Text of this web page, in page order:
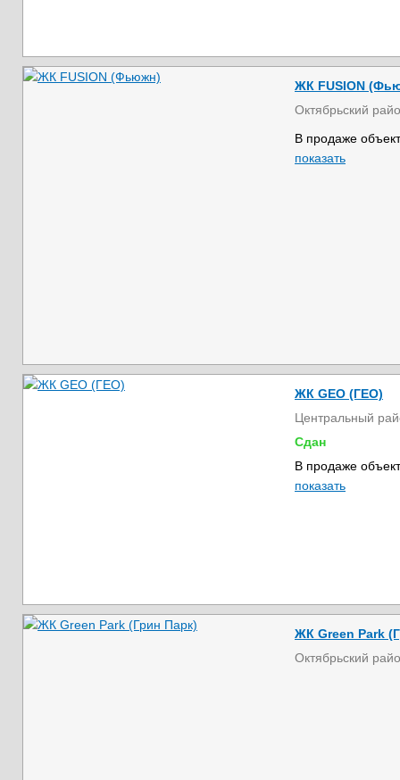
ЖК FUSION
Октябрьский
В продаже
показать
ЖК GEO (ГЕО)
Центральный
Сдан
В продаже
показать
ЖК Green Park
Октябрьский